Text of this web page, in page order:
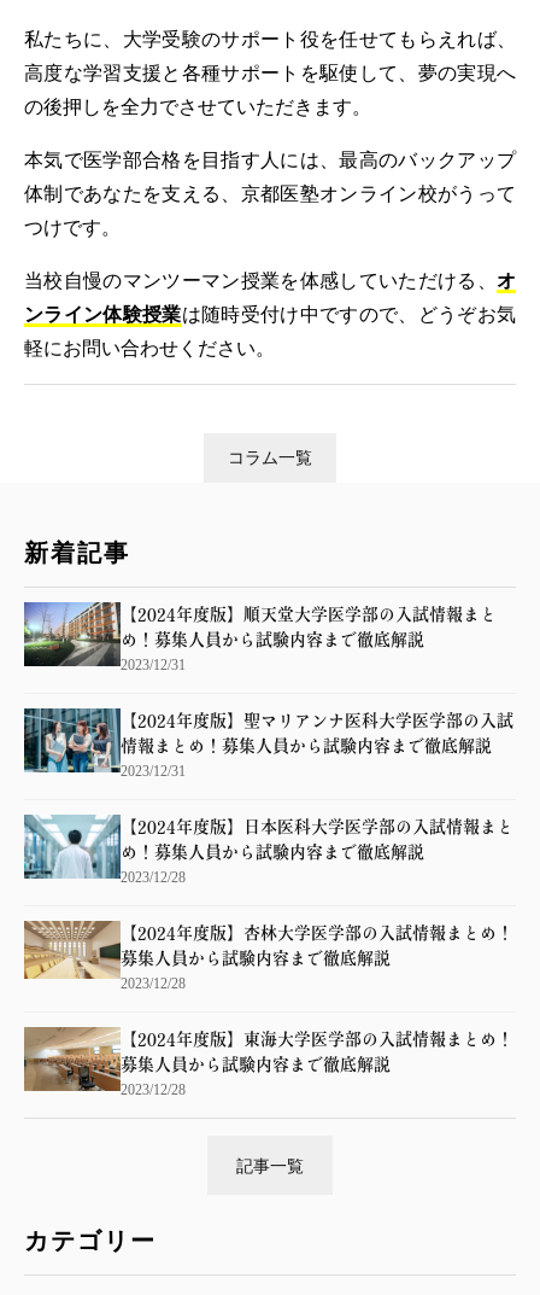
私たちに、大学受験のサポート役を任せてもらえれば、
高度な学習支援と各種サポートを駆使して、夢の実現へ
の後押しを全力でさせていただきます。
本気で医学部合格を目指す人には、最高のバックアップ
体制であなたを支える、京都医塾オンライン校がうって
つけです。
当校自慢のマンツーマン授業を体感していただける、 オ
ンライン体験授業は随時受付け中ですので、どうぞお気
軽にお問い合わせください。
コラム一覧
新着記事
【2024年度版】順天堂大学医学部の入試情報まと
め！募集人員から試験内容まで徹底解説
2023/12/31
【2024年度版】聖マリアンナ医科大学医学部の入試
情報まとめ！募集人員から試験内容まで徹底解説
2023/12/31
【2024年度版】日本医科大学医学部の入試情報まと
め！募集人員から試験内容まで徹底解説
2023/12/28
【2024年度版】杏林大学医学部の入試情報まとめ！
募集人員から試験内容まで徹底解説
2023/12/28
【2024年度版】東海大学医学部の入試情報まとめ！
募集人員から試験内容まで徹底解説
2023/12/28
記事一覧
カテゴリー